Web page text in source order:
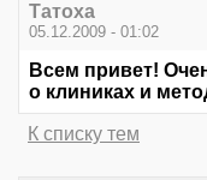
Татоха
05.12.2009 - 01:02
Всем привет!
о клиниках и
К списку тем